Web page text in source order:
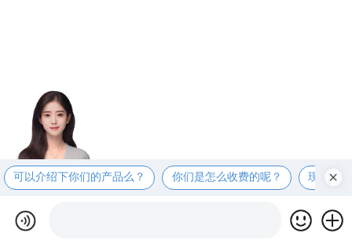
可以介绍下你们的产品么？ 你们是怎么收费的呢？ 现在有